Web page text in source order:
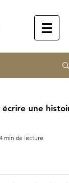
une
4 min de lecture